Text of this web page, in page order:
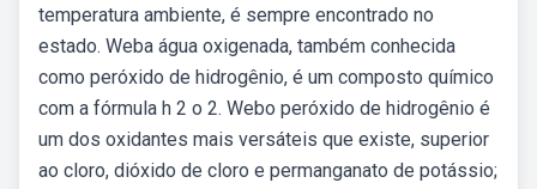
temperatura ambiente, é sempre encontrado no
estado. Weba água oxigenada, também conhecida
como peróxido de hidrogênio, é um composto químico
com a fórmula h 2 o 2. Webo peróxido de hidrogênio é
um dos oxidantes mais versáteis que existe, superior
ao cloro, dióxido de cloro e permanganato de potássio;